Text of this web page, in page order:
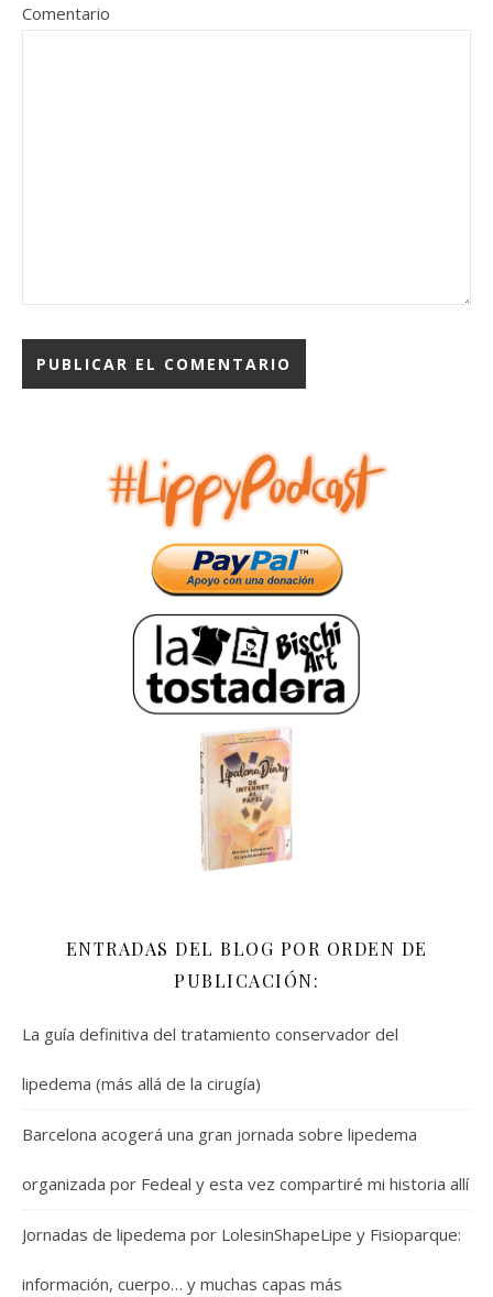
Comentario
ENTRADAS DEL BLOG POR ORDEN DE
PUBLICACIÓN:
La guía definitiva del tratamiento conservador del
lipedema (más allá de la cirugía)
Barcelona acogerá una gran jornada sobre lipedema
organizada por Fedeal y esta vez compartiré mi historia allí
Jornadas de lipedema por LolesinShapeLipe y Fisioparque:
información, cuerpo… y muchas capas más